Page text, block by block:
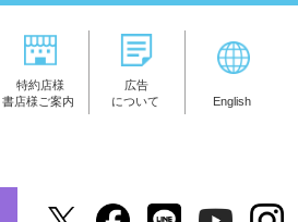
特約店様
書店様ご案内
広告
について
English